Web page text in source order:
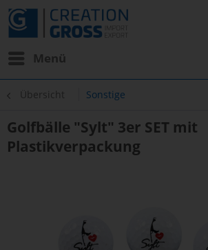
Menü
Übersicht Sonstige
Golfbälle "Sylt" 3er SET mit
Plastikverpackung